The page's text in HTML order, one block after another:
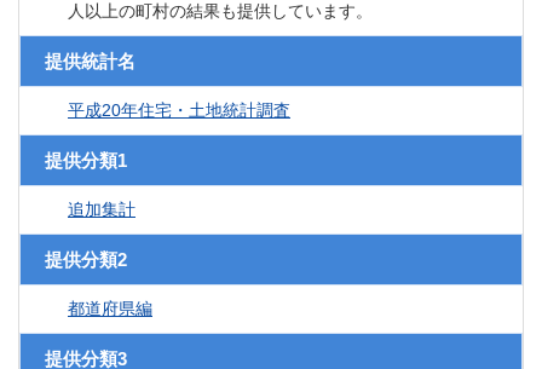
人以上の町村の結果も提供しています。
提供統計名
平成20年住宅・土地統計調査
提供分類1
追加集計
提供分類2
都道府県編
提供分類3